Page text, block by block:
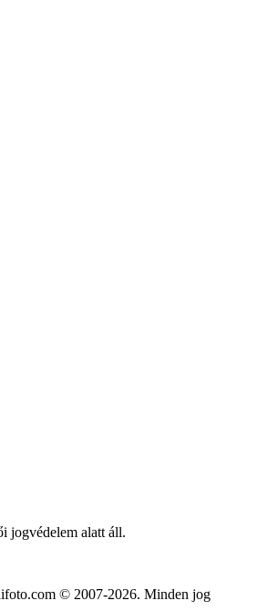
jogvédelem alatt áll.
© 2007-2026. Minden jog